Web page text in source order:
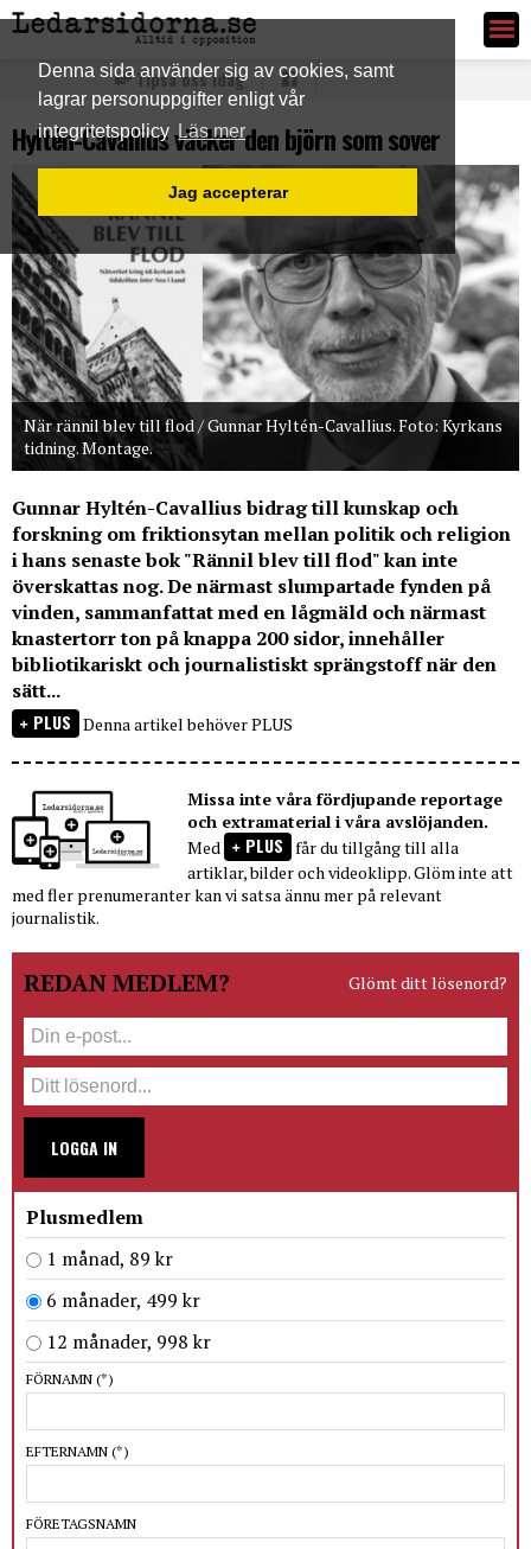
Denna sida använder sig av cookies, samt
lagrar personuppgifter enligt vår
integritetspolicy Läs mer
Jag accepterar
Ledarsidorna.se
Tipsa oss idag
Hyltén-Cavallius väcker den björn som sover
När rännil blev till flod / Gunnar Hyltén-Cavallius. Foto: Kyrkans
tidning. Montage.
Gunnar Hyltén-Cavallius bidrag till kunskap och
forskning om friktionsytan mellan politik och religion
i hans senaste bok "Rännil blev till flod" kan inte
överskattas nog. De närmast slumpartade fynden på
vinden, sammanfattat med en lågmäld och närmast
knastertorr ton på knappa 200 sidor, innehåller
bibliotikariskt och journalistiskt sprängstoff när den
sätt...
PLUS Denna artikel behöver PLUS
Missa inte våra fördjupande reportage
och extramaterial i våra avslöjanden.
Med
PLUS får du tillgång till alla
artiklar, bilder och videoklipp. Glöm inte att
med fler prenumeranter kan vi satsa ännu mer på relevant
journalistik.
REDAN MEDLEM? Glömt ditt lösenord?
LOGGA IN
Plusmedlem
1 månad, 89 kr
6 månader, 499 kr
12 månader, 998 kr
FÖRNAMN (*)
EFTERNAMN (*)
FÖRETAGSNAMN